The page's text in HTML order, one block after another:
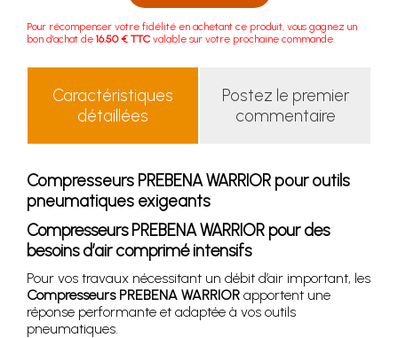
Pour récompenser votre fidélité en achetant ce produit, vous gagnez un
bon d'achat de 16.50 € TTC valable sur votre prochaine commande.
Caractéristiques
détaillées
Postez le premier
commentaire
Compresseurs PREBENA WARRIOR pour outils
pneumatiques exigeants
Compresseurs PREBENA WARRIOR pour des
besoins d’air comprimé intensifs
Pour vos travaux nécessitant un débit d’air important, les
Compresseurs PREBENA WARRIOR apportent une
réponse performante et adaptée à vos outils
pneumatiques.